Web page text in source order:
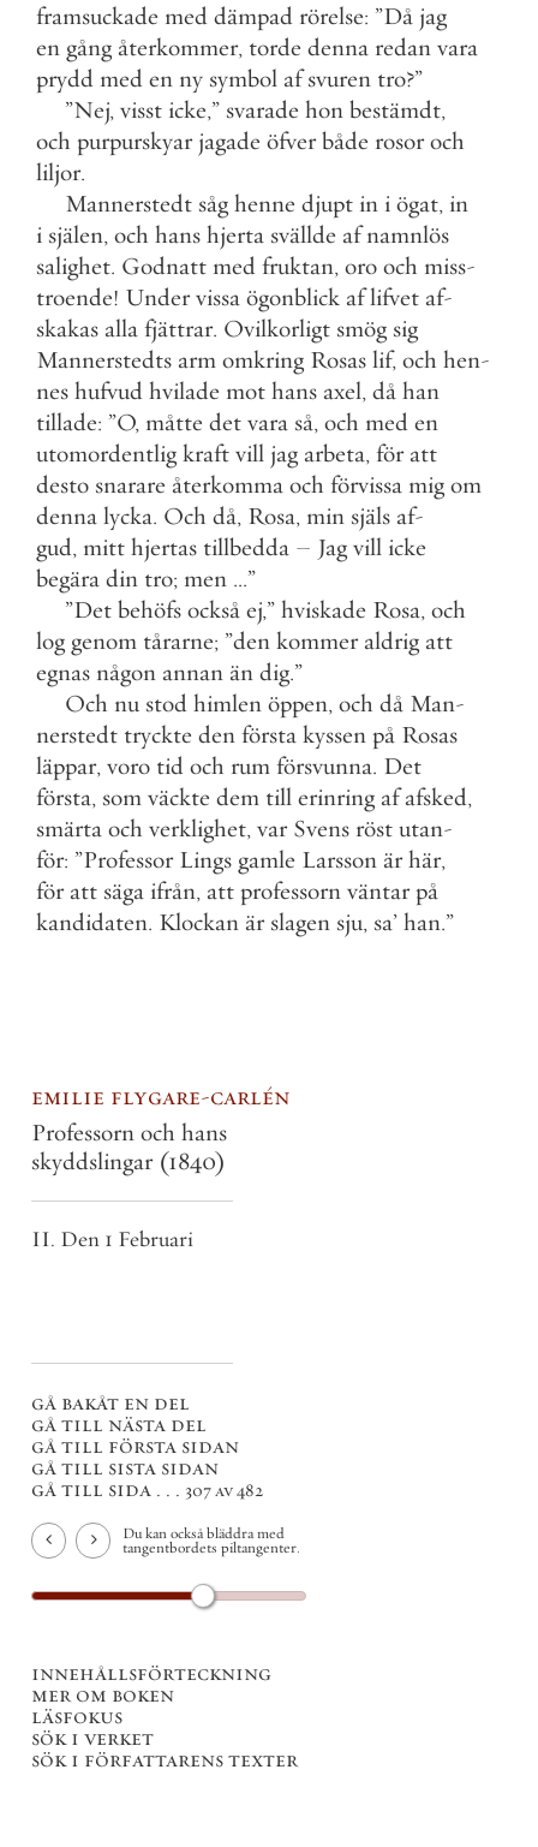
framsuckade med dämpad rörelse: ”Då jag
en gång återkommer, torde denna redan vara
prydd med en ny symbol af svuren tro?”
”Nej, visst icke,” svarade hon bestämdt,
och purpurskyar jagade öfver både rosor och
liljor.
Mannerstedt såg henne djupt in i ögat, in
i själen, och hans hjerta svällde af namnlös
salighet. Godnatt med fruktan, oro och miss-
troende! Under vissa ögonblick af lifvet af-
skakas alla fjättrar. Ovilkorligt smög sig
Mannerstedts arm omkring Rosas lif, och hen-
nes hufvud hvilade mot hans axel, då han
tillade: ”O, måtte det vara så, och med en
utomordentlig kraft vill jag arbeta, för att
desto snarare återkomma och förvissa mig om
denna lycka. Och då, Rosa, min själs af-
gud, mitt hjertas tillbedda – Jag vill icke
begära din tro; men ...”
”Det behöfs också ej,” hviskade Rosa, och
log genom tårarne; ”den kommer aldrig att
egnas någon annan än dig.”
Och nu stod himlen öppen, och då Man-
nerstedt tryckte den första kyssen på Rosas
läppar, voro tid och rum försvunna. Det
första, som väckte dem till erinring af afsked,
smärta och verklighet, var Svens röst utan-
för: ”Professor Lings gamle Larsson är här,
för att säga ifrån, att professorn väntar på
kandidaten. Klockan är slagen sju, sa’ han.”
emilie flygare-carlén
Professorn och hans
skyddslingar (1840)
II. Den 1 Februari
gå bakåt en del
gå till nästa del
gå till första sidan
gå till sista sidan
gå till sida . . . 307 av 482
Du kan också bläddra med
tangentbordets piltangenter.
innehållsförteckning
mer om boken
läsfokus
sök i verket
sök i författarens texter